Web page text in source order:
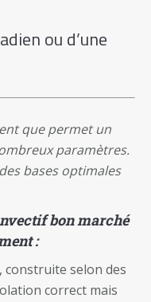
ou d’une
que permet un
paramètres.
bases optimales
bon marché
:
construite selon des
correct mais